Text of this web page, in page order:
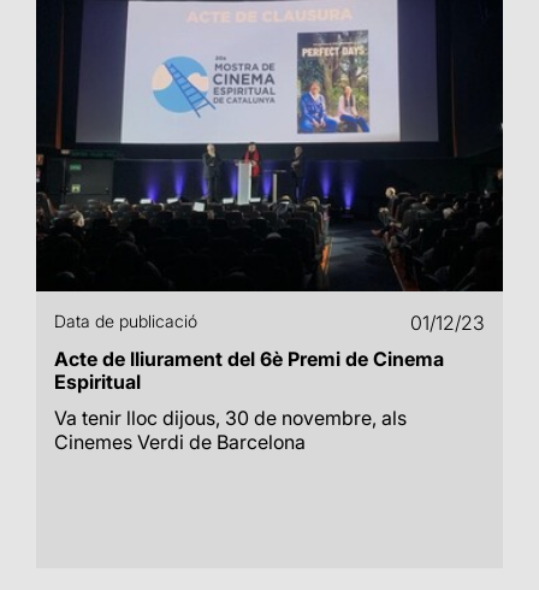
Data de publicació
01/12/23
Acte de lliurament del 6è Premi de Cinema
Espiritual
Va tenir lloc dijous, 30 de novembre, als
Cinemes Verdi de Barcelona